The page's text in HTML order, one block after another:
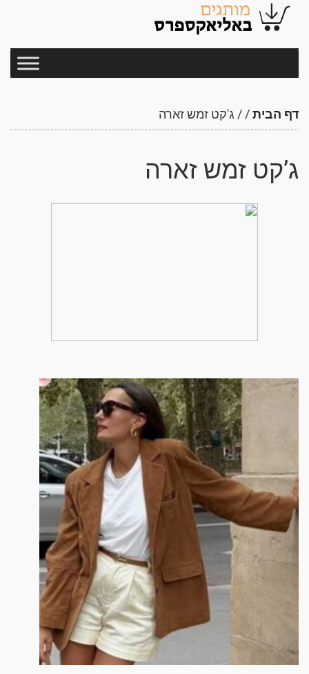
דף הבית/
/ ג'קט זמש זארה
ג’קט זמש זארה